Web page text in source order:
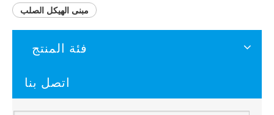
مبنى الهيكل الصلب
فئة المنتج
اتصل بنا